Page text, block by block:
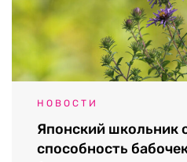
НОВОСТИ
Японский школьник
способность